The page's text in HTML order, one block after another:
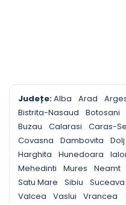
Județe:Alba Arad
Bistrita-Nasaud
Botosani
Buzau
Calarasi Caras-
Covasna
Dambovita Dolj
Harghita
Hunedoara
Mehedinti
Mures Neamt
Satu Mare
Sibiu Suceava
Valcea
Vaslui Vrancea